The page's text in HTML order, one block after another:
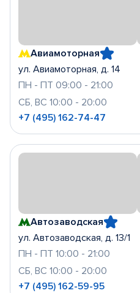
Авиамоторная
ул. Авиамоторная, д. 14
ПН - ПТ 09:00 - 21:00
СБ, ВС 10:00 - 20:00
+7 (495) 162-74-47
Автозаводская
ул. Автозаводская, д. 13/1
ПН - ПТ 10:00 - 21:00
СБ, ВС 10:00 - 20:00
+7 (495) 162-59-95